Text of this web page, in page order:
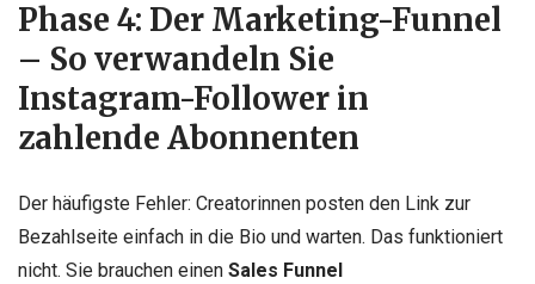
Phase 4: Der Marketing-Funnel
– So verwandeln Sie
Instagram-Follower in
zahlende Abonnenten
Der häufigste Fehler: Creatorinnen posten den Link zur
Bezahlseite einfach in die Bio und warten. Das funktioniert
nicht. Sie brauchen einen Sales Funnel